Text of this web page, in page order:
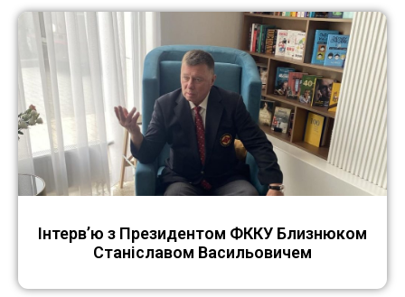
Інтерв’ю з Президентом ФККУ Близнюком
Станіславом Васильовичем